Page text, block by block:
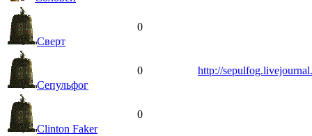
Сверт
0
Сепульфог
0 http://
Clinton Faker
0